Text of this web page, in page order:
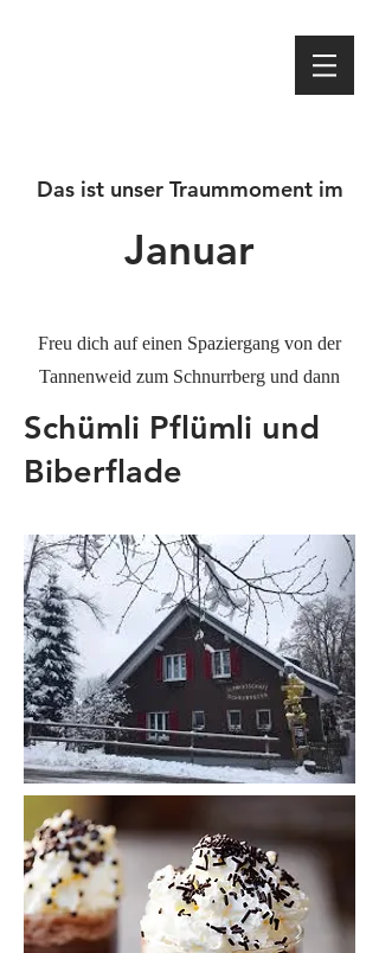
Das ist unser Traummoment im
Januar
Freu dich auf einen Spaziergang von der
Tannenweid zum Schnurrberg und dann
Schümli Pflümli und
Biberflade